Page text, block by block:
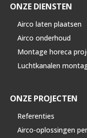
ONZE DIENSTEN
Airco laten plaatsen
Airco onderhoud
Montage horeca
Luchtkanalen
ONZE PROJECTEN
Referenties
Airco-oplossingen